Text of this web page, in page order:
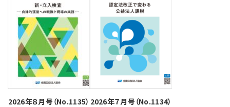
2026年８月号（No.1135） 2026年７月号（No.1134）